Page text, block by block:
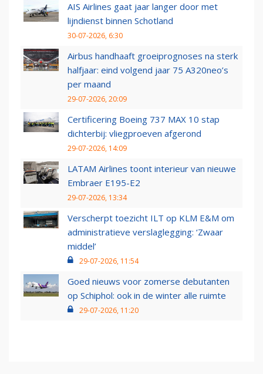
AIS Airlines gaat jaar langer door met
lijndienst binnen Schotland
30-07-2026, 6:30
Airbus handhaaft groeiprognoses na sterk
halfjaar: eind volgend jaar 75 A320neo’s
per maand
29-07-2026, 20:09
Certificering Boeing 737 MAX 10 stap
dichterbij: vliegproeven afgerond
29-07-2026, 14:09
LATAM Airlines toont interieur van nieuwe
Embraer E195-E2
29-07-2026, 13:34
Verscherpt toezicht ILT op KLM E&M om
administratieve verslaglegging: ‘Zwaar
middel’
29-07-2026, 11:54
Goed nieuws voor zomerse debutanten
op Schiphol: ook in de winter alle ruimte
29-07-2026, 11:20